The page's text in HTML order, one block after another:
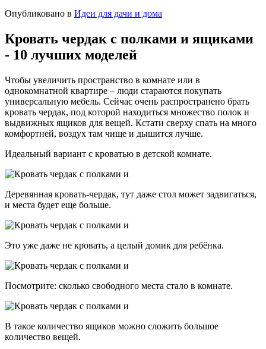
Опубликовано в Идеи для дачи и дома
Кровать чердак с полками и ящиками
- 10 лучших моделей
Чтобы увеличить пространство в комнате или в
однокомнатной квартире – люди стараются покупать
универсальную мебель. Сейчас очень распространено брать
кровать чердак, под которой находиться множество полок и
выдвижных ящиков для вещей. Кстати сверху спать на много
комфортней, воздух там чище и дышится лучше.
Идеальный вариант с кроватью в детской комнате.
Деревянная кровать-чердак, тут даже стол может задвигаться,
и места будет еще больше.
Это уже даже не кровать, а целый домик для ребёнка.
Посмотрите: сколько свободного места стало в комнате.
В такое количество ящиков можно сложить большое
количество вещей.